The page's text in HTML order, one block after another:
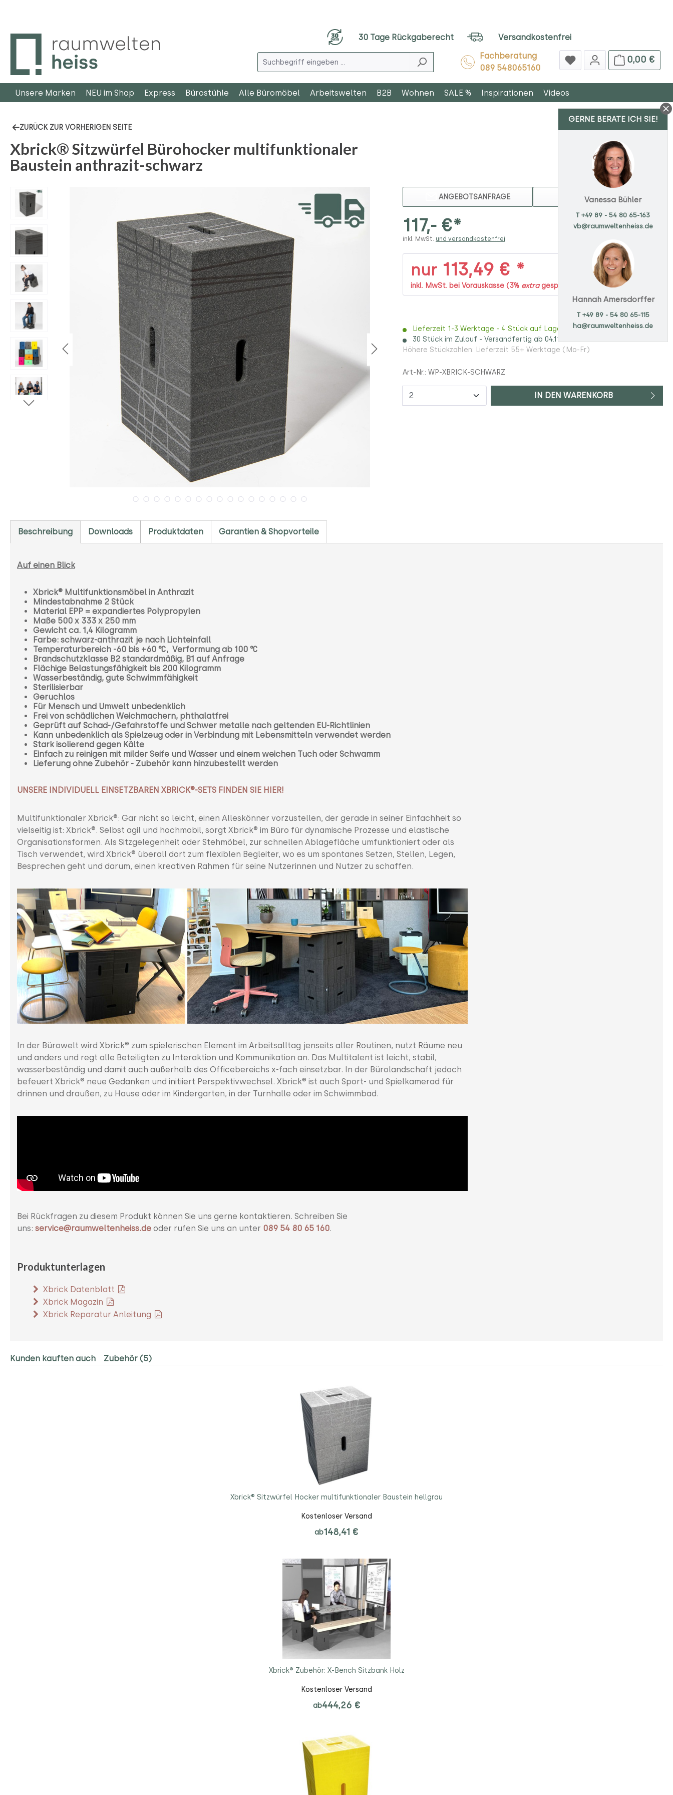
30 Tage Rückgaberecht
Versandkostenfrei
Fachberatung
089 548065160
0,00 €
Unsere Marken NEU im Shop Express Bürostühle Alle Büromöbel Arbeitswelten B2B Wohnen SALE % Inspirationen Videos
ZURÜCK ZUR VORHERIGEN SEITE
Xbrick® Sitzwürfel Bürohocker multifunktionaler
Baustein anthrazit-schwarz
Bildergalerie überspringen
ANGEBOTSANFRAGE MERKEN
117,- €*
inkl. MwSt. und versandkostenfrei
nur 113,49 € *
inkl. MwSt. bei Vorauskasse (3% extragespart)
Lieferzeit 1-3 Werktage - 4 Stück auf Lager
30 Stück im Zulauf - Versandfertig ab 04.11.2026
Höhere Stückzahlen: Lieferzeit 55+ Werktage (Mo-Fr)
Art-Nr.: WP-XBRICK-SCHWARZ
Anzahl IN DEN WARENKORB
Beschreibung Downloads Produktdaten Garantien & Shopvorteile
Auf einen Blick
Xbrick® Multifunktionsmöbel in Anthrazit
Mindestabnahme 2 Stück
Material EPP = expandiertes Polypropylen
Maße 500 x 333 x 250 mm
Gewicht ca. 1,4 Kilogramm
Farbe: schwarz-anthrazit je nach Lichteinfall
Temperaturbereich -60 bis +60 °C, Verformung ab 100 °C
Brandschutzklasse B2 standardmäßig, B1 auf Anfrage
Flächige Belastungsfähigkeit bis 200 Kilogramm
Wasserbeständig, gute Schwimmfähigkeit
Sterilisierbar
Geruchlos
Für Mensch und Umwelt unbedenklich
Frei von schädlichen Weichmachern, phthalatfrei
Geprüft auf Schad-/Gefahrstoffe und Schwer metalle nach geltenden EU-Richtlinien
Kann unbedenklich als Spielzeug oder in Verbindung mit Lebensmitteln verwendet werden
Stark isolierend gegen Kälte
Einfach zu reinigen mit milder Seife und Wasser und einem weichen Tuch oder Schwamm
Lieferung ohne Zubehör - Zubehör kann hinzubestellt werden
UNSERE INDIVIDUELL EINSETZBAREN XBRICK®-SETS FINDEN SIE HIER!
Multifunktionaler Xbrick®: Gar nicht so leicht, einen Alleskönner vorzustellen, der gerade in seiner Einfachheit so
vielseitig ist: Xbrick®. Selbst agil und hochmobil, sorgt Xbrick® im Büro für dynamische Prozesse und elastische
Organisationsformen. Als Sitzgelegenheit oder Stehmöbel, zur schnellen Ablagefläche umfunktioniert oder als
Tisch verwendet, wird Xbrick® überall dort zum flexiblen Begleiter, wo es um spontanes Setzen, Stellen, Legen,
Besprechen geht und darum, einen kreativen Rahmen für seine Nutzerinnen und Nutzer zu schaffen.
In der Bürowelt wird Xbrick® zum spielerischen Element im Arbeitsalltag jenseits aller Routinen, nutzt Räume neu
und anders und regt alle Beteiligten zu Interaktion und Kommunikation an. Das Multitalent ist leicht, stabil,
wasserbeständig und damit auch außerhalb des Officebereichs x-fach einsetzbar. In der Bürolandschaft jedoch
befeuert Xbrick® neue Gedanken und initiiert Perspektivwechsel. Xbrick® ist auch Sport- und Spielkamerad für
drinnen und draußen, zu Hause oder im Kindergarten, in der Turnhalle oder im Schwimmbad.
Bei Rückfragen zu diesem Produkt können Sie uns gerne kontaktieren. Schreiben Sie
uns: service@raumweltenheiss.de oder rufen Sie uns an unter 089 54 80 65 160.
Produktunterlagen
Xbrick Datenblatt
Xbrick Magazin
Xbrick Reparatur Anleitung
Kunden kauften auch Zubehör (5)
Xbrick® Sitzwürfel Hocker multifunktionaler Baustein hellgrau
Kostenloser Versand
ab148,41 €
Xbrick® Zubehör: X-Bench Sitzbank Holz
Kostenloser Versand
ab444,26 €
GERNE BERATE ICH SIE!
Vanessa Bühler
T +49 89 - 54 80 65-163
vb@raumweltenheiss.de
Hannah Amersdorffer
T +49 89 - 54 80 65-115
ha@raumweltenheiss.de